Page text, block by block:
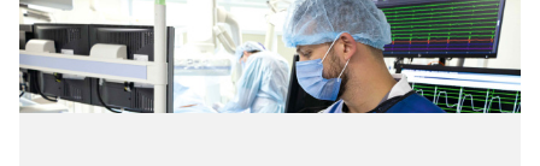
05.07.2026 № 25 (423)
Помощник сердца